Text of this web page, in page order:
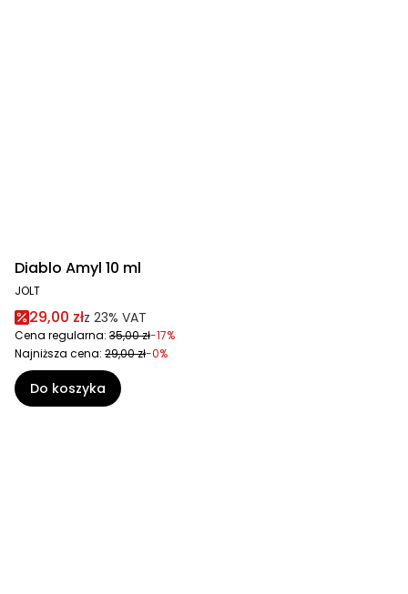
Diablo Amyl 10 ml
JOLT
29,00 złz 23% VAT
Cena regularna: 35,00 zł-17%
Najniższa cena: 29,00 zł-0%
Do koszyka